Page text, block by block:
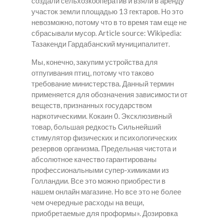
участок земли площадью 13 гектаров. Но это
невозможно, потому что в то время там еще не
сбрасывали мусор. Article source: Wikipedia:
Тазакенди Гардабанский муниципалитет.
Мы, конечно, закупим устройства для
отпугивания птиц, потому что таково
требование министерства. Данный термин
применяется для обозначения зависимости от
веществ, признанных государством
наркотическими. Кокаин 0. Эксклюзивный
товар, большая редкость Сильнейший
стимулятор физических и психологических
резервов организма. Предельная чистота и
абсолютное качество гарантированы
профессиональными супер-химиками из
Голландии. Все это можно приобрести в
нашем онлайн магазине. Но все это не более
чем очередные расходы на вещи,
приобретаемые для проформы». Дозировка